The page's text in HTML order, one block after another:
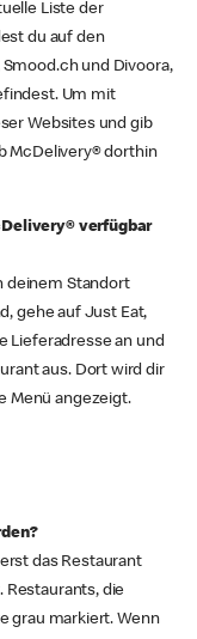
Liste der
du auf den
und Divoora,
Um mit
Websites und gib
McDelivery® dorthin
verfügbar
deinem Standort
gehe auf Just Eat,
Lieferadresse an und
aus. Dort wird dir
Menü angezeigt.
das Restaurant
die
grau markiert. Wenn